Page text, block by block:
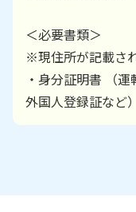
＜必要書類＞
※現住所が記載さ
・身分証明書 （
外国人登録証など）